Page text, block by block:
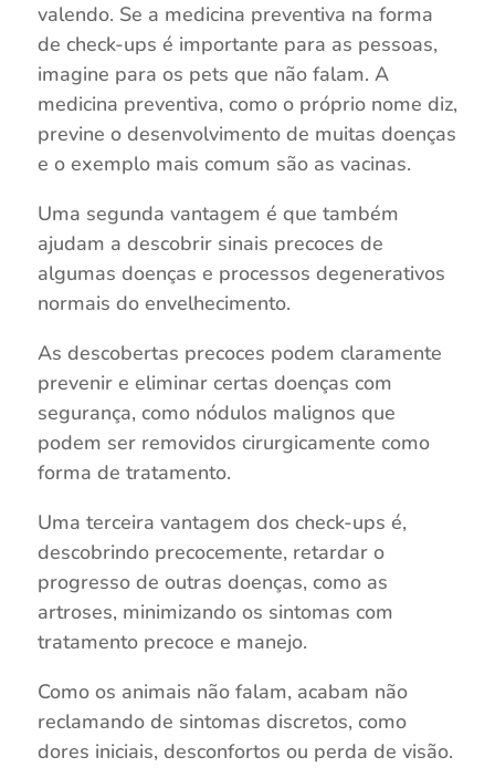
valendo. Se a medicina preventiva na forma
de check-ups é importante para as pessoas,
imagine para os pets que não falam. A
medicina preventiva, como o próprio nome diz,
previne o desenvolvimento de muitas doenças
e o exemplo mais comum são as vacinas.
Uma segunda vantagem é que também
ajudam a descobrir sinais precoces de
algumas doenças e processos degenerativos
normais do envelhecimento.
As descobertas precoces podem claramente
prevenir e eliminar certas doenças com
segurança, como nódulos malignos que
podem ser removidos cirurgicamente como
forma de tratamento.
Uma terceira vantagem dos check-ups é,
descobrindo precocemente, retardar o
progresso de outras doenças, como as
artroses, minimizando os sintomas com
tratamento precoce e manejo.
Como os animais não falam, acabam não
reclamando de sintomas discretos, como
dores iniciais, desconfortos ou perda de visão.